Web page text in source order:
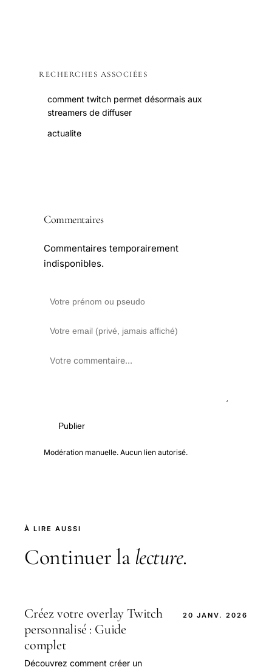
RECHERCHES ASSOCIÉES
comment twitch permet désormais aux
streamers de diffuser
actualite
Commentaires
Commentaires temporairement
indisponibles.
Publier
Modération manuelle. Aucun lien autorisé.
À LIRE AUSSI
Continuer la lecture.
Créez votre overlay Twitch
personnalisé : Guide
complet
Découvrez comment créer un
20 JANV. 2026